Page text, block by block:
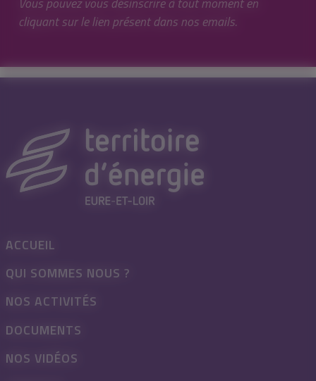
cliquant sur le lien présent dans nos emails.
ACCUEIL
QUI SOMMES NOUS ?
NOS ACTIVITÉS
DOCUMENTS
NOS VIDÉOS